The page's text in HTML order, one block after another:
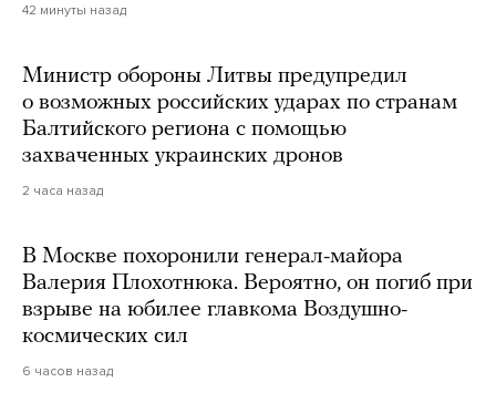
42 минуты назад
Министр обороны Литвы предупредил
о возможных российских ударах по странам
Балтийского региона с помощью
захваченных украинских дронов
2 часа назад
В Москве похоронили генерал-майора
Валерия Плохотнюка. Вероятно, он погиб при
взрыве на юбилее главкома Воздушно-
космических сил
6 часов назад